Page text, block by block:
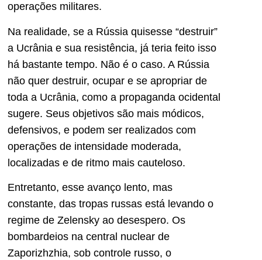
operações militares.
Na realidade, se a Rússia quisesse “destruir”
a Ucrânia e sua resistência, já teria feito isso
há bastante tempo. Não é o caso. A Rússia
não quer destruir, ocupar e se apropriar de
toda a Ucrânia, como a propaganda ocidental
sugere. Seus objetivos são mais módicos,
defensivos, e podem ser realizados com
operações de intensidade moderada,
localizadas e de ritmo mais cauteloso.
Entretanto, esse avanço lento, mas
constante, das tropas russas está levando o
regime de Zelensky ao desespero. Os
bombardeios na central nuclear de
Zaporizhzhia, sob controle russo, o